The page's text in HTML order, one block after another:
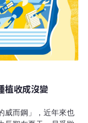
純收集、編寫，不見
灣府志》（清，范咸
植收成沒變
威而鋼」，近年來也